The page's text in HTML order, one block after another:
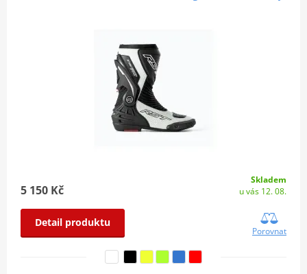
5 150 Kč
Skladem
u vás 12. 08.
Detail produktu
Porovnat